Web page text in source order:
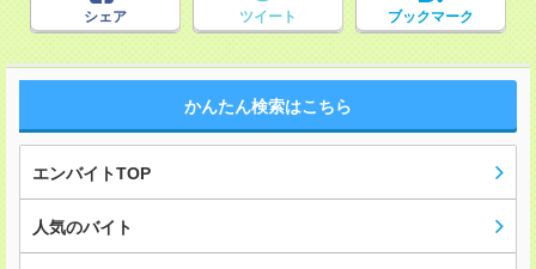
シェア ツイート ブックマーク
かんたん検索はこちら
エンバイトTOP
人気のバイト